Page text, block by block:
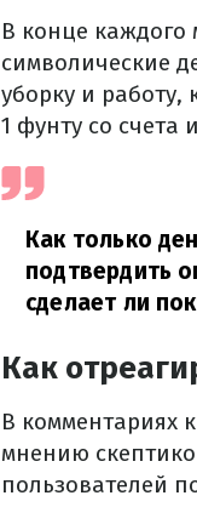
В конце
символические
уборку и
1 фунту со счета
Как только
подтвердить
сделает ли
Как
В комментариях
мнению
пользователей